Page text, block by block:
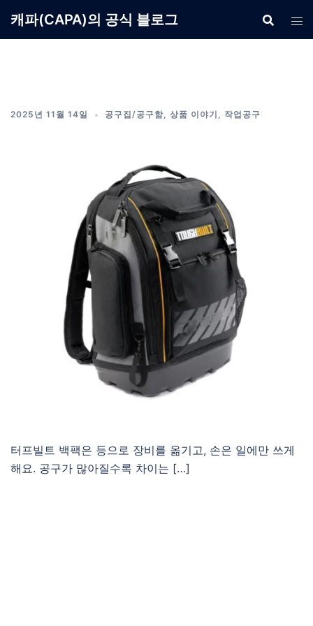
캐파(CAPA)의 공식 블로그
2025년 11월 14일 공구집/공구함, 상품 이야기 , 작업공구
터프빌트 백팩은 등으로 장비를 옮기고, 손은 일에만 쓰게
해요. 공구가 많아질수록 차이는 […]